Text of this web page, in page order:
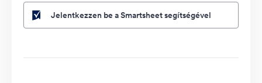
Jelentkezzen be a Smartsheet segítségével